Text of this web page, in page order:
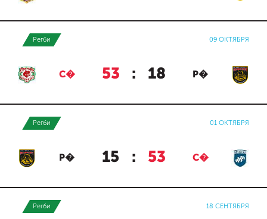
Регби 09 ОКТЯБРЯ
С� 53 : 18 Р�
Регби 01 ОКТЯБРЯ
Р� 15 : 53 С�
Регби 18 СЕНТЯБРЯ